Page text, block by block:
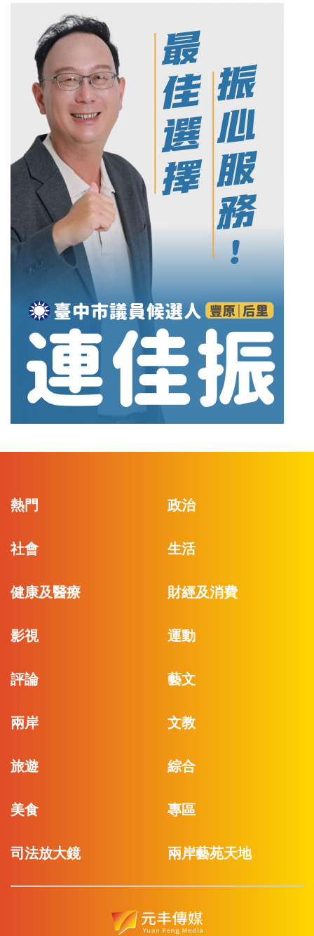
熱門 政治
社會 生活
健康及醫療 財經及消費
影視 運動
評論 藝文
兩岸 文教
旅遊 綜合
美食 專區
司法放大鏡 兩岸藝苑天地